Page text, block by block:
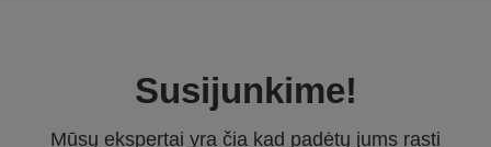
Susijunkime!
Mūsų ekspertai yra čia kad padėtų jums rasti